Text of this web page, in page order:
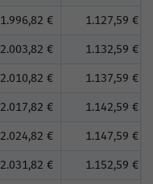
1.996,82 € 1.127,59 €
2.003,82 € 1.132,59 €
2.010,82 € 1.137,59 €
2.017,82 € 1.142,59 €
2.024,82 € 1.147,59 €
2.031,82 € 1.152,59 €